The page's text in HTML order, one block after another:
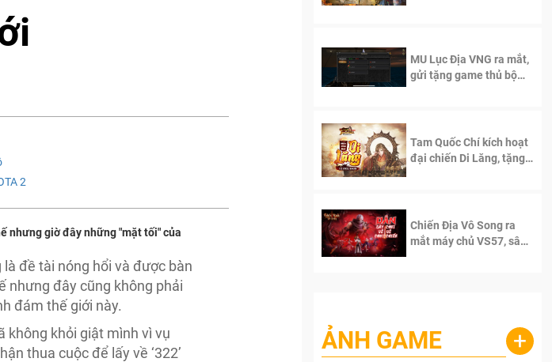
2
nhưng giờ đây những "mặt tối" của
đề tài nóng hổi và được bàn
nhưng đây cũng không phải
đám thế giới này.
không khỏi giật mình vì vụ
thua cuộc để lấy về ‘322’
MU Lục Địa VNG ra mắt,
gửi tặng game thủ bộ
Tam Quốc Chí kích hoạt
đại chiến Di Lăng, tặng
Chiến Địa Vô Song ra
mắt máy chủ VS57, sân
ẢNH GAME +
Lala Croft vừa nóng vừa xinh dưới nét vẽ